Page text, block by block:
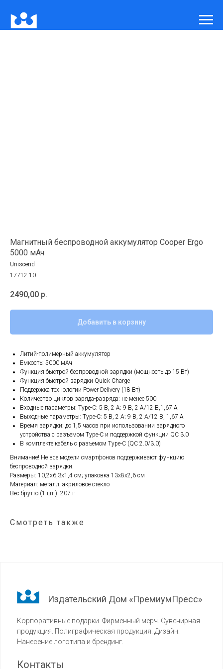
Магнитный беспроводной аккумулятор Cooper Ergo
5000 мАч
Uniscend
17712.10
2490,00 р.
Добавить в корзину
Литий-полимерный аккумулятор
Емкость: 5000 мАч
Функция быстрой беспроводной зарядки (мощность до 15 Вт)
Функция быстрой зарядки Quick Charge
Поддержка технологии Power Delivery (18 Вт)
Количество циклов заряда-разряда: не менее 500
Входные параметры: Type-C: 5 В, 2 A; 9 В, 2 A/12 В,1,67 A
Выходные параметры: Type-C: 5 В, 2 A; 9 В, 2 A/12 В, 1,67 A
Время зарядки: до 1,5 часов при использовании зарядного
устройства с разъемом Type-C и поддержкой функции QC 3.0
В комплекте кабель с разъемом Type-C (QC 2.0/3.0)
Внимание! Не все модели смартфонов поддерживают функцию
беспроводной зарядки.
Размеры: 10,2x6,3x1,4 см; упаковка 13х8х2,6 см
Материал: металл, акриловое стекло
Вес брутто (1 шт.): 207 г
Смотреть также
Издательский Дом «ПремиумПресс»
Корпоративные подарки. Фирменный мерч. Сувенирная
продукция. Полиграфическая продукция. Дизайн.
Нанесение логотипа и брендинг.
Контакты